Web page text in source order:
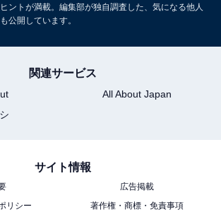
スと合わせ、オープンエアなテラス席
ントが満載。編集部が独自調査した、気になる他人
公開しています。
関連サービス
All About Japan
サイト情報
広告掲載
リシー
著作権・商標・免責事項